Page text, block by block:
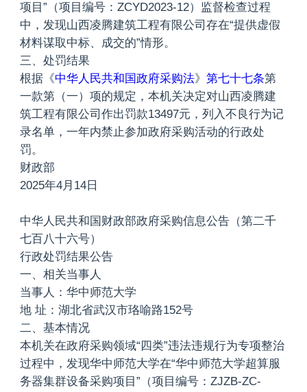
项目”（项目编号：ZCYD2023-12）监督检查过程
中，发现山西凌腾建筑工程有限公司存在“提供虚假
材料谋取中标、成交的”情形。
三、处罚结果
根据《中华人民共和国政府采购法》 第七十七条第
一款第（一）项的规定，本机关决定对山西凌腾建
筑工程有限公司作出罚款13497元，列入不良行为记
录名单，一年内禁止参加政府采购活动的行政处
罚。
财政部
2025年4月14日
中华人民共和国财政部政府采购信息公告（第二千
七百八十六号）
行政处罚结果公告
一、相关当事人
当事人：华中师范大学
地 址：湖北省武汉市珞喻路152号
二、基本情况
本机关在政府采购领域“四类”违法违规行为专项整治
过程中，发现华中师范大学在“华中师范大学超算服
务器集群设备采购项目”（项目编号：ZJZB-ZC-